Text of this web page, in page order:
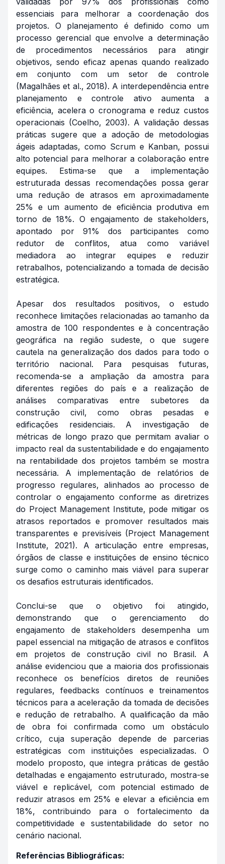
essenciais para melhorar a coordenação dos
projetos. O planejamento é definido como um
processo gerencial que envolve a determinação
de procedimentos necessários para atingir
objetivos, sendo eficaz apenas quando realizado
em conjunto com um setor de controle
(Magalhães et al., 2018). A interdependência entre
planejamento e controle ativo aumenta a
eficiência, acelera o cronograma e reduz custos
operacionais (Coelho, 2003). A validação dessas
práticas sugere que a adoção de metodologias
ágeis adaptadas, como Scrum e Kanban, possui
alto potencial para melhorar a colaboração entre
equipes. Estima-se que a implementação
estruturada dessas recomendações possa gerar
uma redução de atrasos em aproximadamente
25% e um aumento de eficiência produtiva em
torno de 18%. O engajamento de stakeholders,
apontado por 91% dos participantes como
redutor de conflitos, atua como variável
mediadora ao integrar equipes e reduzir
retrabalhos, potencializando a tomada de decisão
estratégica.
Apesar dos resultados positivos, o estudo
reconhece limitações relacionadas ao tamanho da
amostra de 100 respondentes e à concentração
geográfica na região sudeste, o que sugere
cautela na generalização dos dados para todo o
território nacional. Para pesquisas futuras,
recomenda-se a ampliação da amostra para
diferentes regiões do país e a realização de
análises comparativas entre subetores da
construção civil, como obras pesadas e
edificações residenciais. A investigação de
métricas de longo prazo que permitam avaliar o
impacto real da sustentabilidade e do engajamento
na rentabilidade dos projetos também se mostra
necessária. A implementação de relatórios de
progresso regulares, alinhados ao processo de
controlar o engajamento conforme as diretrizes
do Project Management Institute, pode mitigar os
atrasos reportados e promover resultados mais
transparentes e previsíveis (Project Management
Institute, 2021). A articulação entre empresas,
órgãos de classe e instituições de ensino técnico
surge como o caminho mais viável para superar
os desafios estruturais identificados.
Conclui-se que o objetivo foi atingido,
demonstrando que o gerenciamento do
engajamento de stakeholders desempenha um
papel essencial na mitigação de atrasos e conflitos
em projetos de construção civil no Brasil. A
análise evidenciou que a maioria dos profissionais
reconhece os benefícios diretos de reuniões
regulares, feedbacks contínuos e treinamentos
técnicos para a aceleração da tomada de decisões
e redução de retrabalho. A qualificação da mão
de obra foi confirmada como um obstáculo
crítico, cuja superação depende de parcerias
estratégicas com instituições especializadas. O
modelo proposto, que integra práticas de gestão
detalhadas e engajamento estruturado, mostra-se
viável e replicável, com potencial estimado de
reduzir atrasos em 25% e elevar a eficiência em
18%, contribuindo para o fortalecimento da
competitividade e sustentabilidade do setor no
cenário nacional.
Referências Bibliográficas: